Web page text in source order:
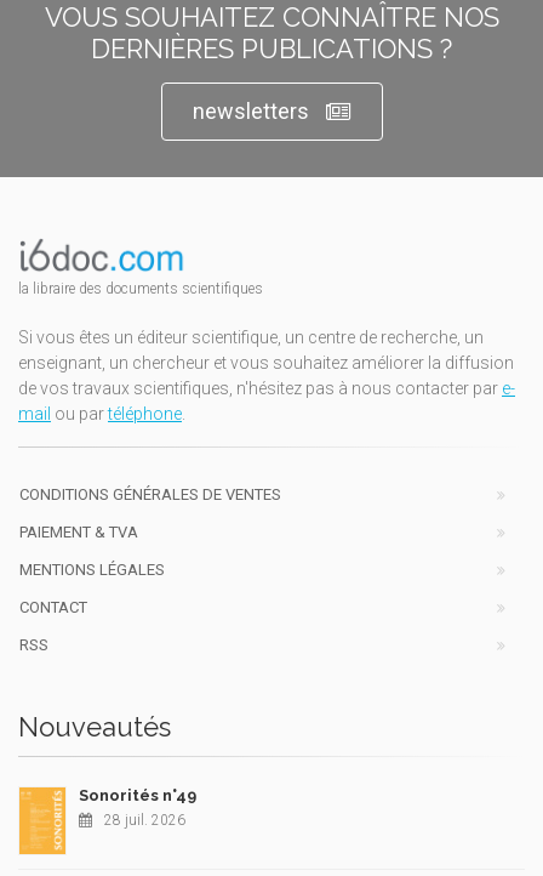
VOUS SOUHAITEZ CONNAÎTRE NOS
DERNIÈRES PUBLICATIONS ?
newsletters
la libraire des documents scientifiques
Si vous êtes un éditeur scientifique, un centre de recherche, un
enseignant, un chercheur et vous souhaitez améliorer la diffusion
de vos travaux scientifiques, n'hésitez pas à nous contacter par e-
mail ou partéléphone
CONDITIONS GÉNÉRALES DE VENTES
PAIEMENT & TVA
MENTIONS LÉGALES
CONTACT
RSS
Nouveautés
Sonorités n°49
28 juil. 2026